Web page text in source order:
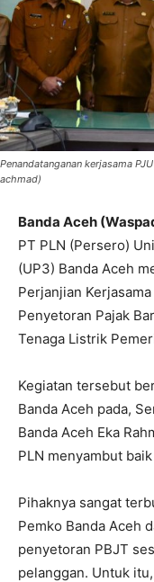
Penandatanganan kerjasama
achmad)
Banda Aceh
PT PLN (Persero)
(UP3) Banda Aceh
Perjanjian
Penyetoran Pajak
Tenaga Listrik
Kegiatan tersebut
Banda Aceh pada,
Banda Aceh Eka
PLN menyambut
Pihaknya sangat
Pemko Banda Aceh
penyetoran PBJT
pelanggan. Untuk